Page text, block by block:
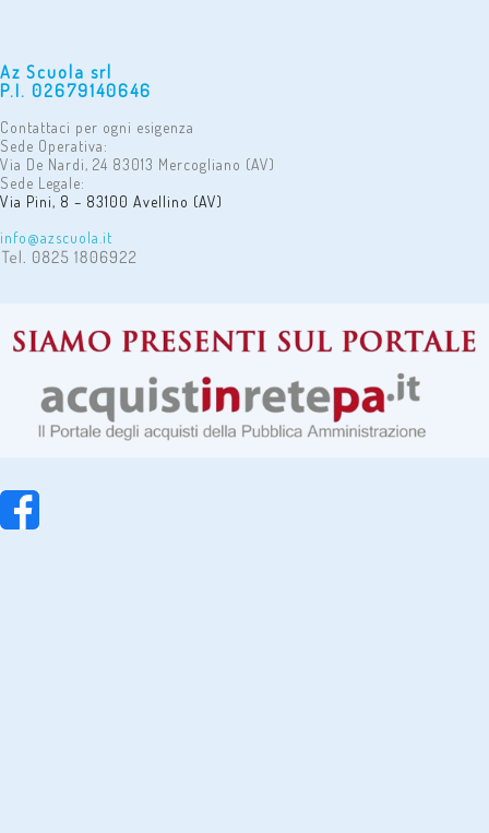
Az Scuola srl
P.I. 02679140646
Contattaci per ogni esigenza
Sede Operativa:
Via De Nardi, 24 83013 Mercogliano (AV)
Sede Legale:
Via Pini, 8 – 83100 Avellino (AV)
info@azscuola.it